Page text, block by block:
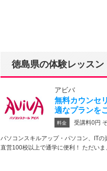
徳島県の体験レッスン
アビバ
無料カウンセ
適なプランを
料金 受講料0円
パソコンスキルアップ・パソコン、IT
直営100校以上で通学に便利！ ただいま